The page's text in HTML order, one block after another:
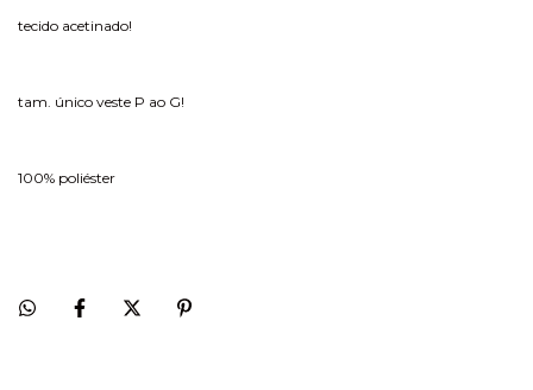
tecido acetinado!
tam. único veste P ao G!
100% poliéster